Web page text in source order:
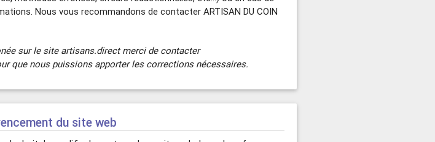
Nous vous recommandons de contacter ARTISAN DU COIN
sur le site artisans.direct merci de contacter
que nous puissions apporter les corrections nécessaires.
du site web